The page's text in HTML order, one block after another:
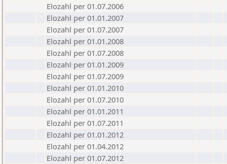
Elozahl per 01.07.2006
Elozahl per 01.01.2007
Elozahl per 01.07.2007
Elozahl per 01.01.2008
Elozahl per 01.07.2008
Elozahl per 01.01.2009
Elozahl per 01.07.2009
Elozahl per 01.01.2010
Elozahl per 01.07.2010
Elozahl per 01.01.2011
Elozahl per 01.07.2011
Elozahl per 01.01.2012
Elozahl per 01.04.2012
Elozahl per 01.07.2012